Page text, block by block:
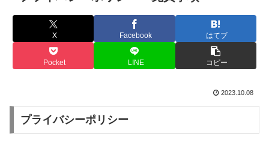
X Facebook はてブ
Pocket LINE コピー
2023.10.08
プライバシーポリシー